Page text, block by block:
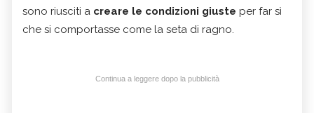
sono riusciti a creare le condizioni giuste per far sì
che si comportasse come la seta di ragno.
Continua a leggere dopo la pubblicità